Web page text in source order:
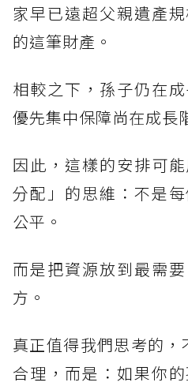
家早已遠超父親遺產
的這筆財產。
相較之下，孫子仍在
優先集中保障尚在成長
因此，這樣的安排可
分配」的思維：不是
公平。
而是把資源放到最需
方。
真正值得我們思考的
合理，而是：如果你